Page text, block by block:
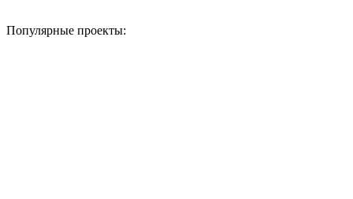
Популярные проекты: